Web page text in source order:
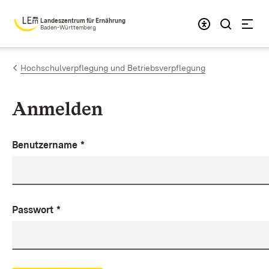
Zum Inhalt springen
Landeszentrum für Ernährung
Baden-Württemberg
Hochschulverpflegung und Betriebsverpflegung
Anmelden
Benutzername *
Passwort *